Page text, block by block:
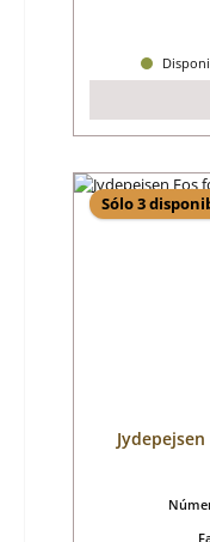
Sólo 3